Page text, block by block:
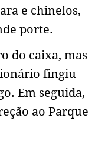
e chinelos,
porte.
do caixa, mas
fingiu
Em seguida,
ao Parque